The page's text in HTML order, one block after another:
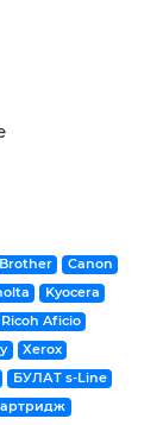
Brother
Canon
Kyocera
Ricoh Aficio
Xerox
БУЛАТ s-Line